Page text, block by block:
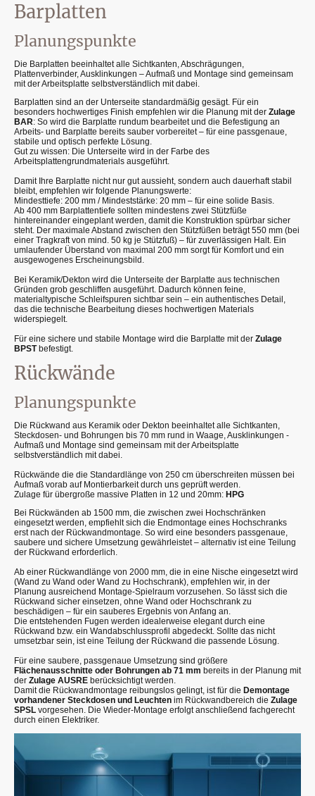
Barplatten
Planungspunkte
Die Barplatten beeinhaltet alle Sichtkanten, Abschrägungen,
Plattenverbinder, Ausklinkungen – Aufmaß und Montage sind gemeinsam
mit der Arbeitsplatte selbstverständlich mit dabei.
Barplatten sind an der Unterseite standardmäßig gesägt. Für ein
besonders hochwertiges Finish empfehlen wir die Planung mit der Zulage
BAR: So wird die Barplatte rundum bearbeitet und die Befestigung an
Arbeits- und Barplatte bereits sauber vorbereitet – für eine passgenaue,
stabile und optisch perfekte Lösung.
Gut zu wissen: Die Unterseite wird in der Farbe des
Arbeitsplattengrundmaterials ausgeführt.
Damit Ihre Barplatte nicht nur gut aussieht, sondern auch dauerhaft stabil
bleibt, empfehlen wir folgende Planungswerte:
Mindesttiefe: 200 mm / Mindeststärke: 20 mm – für eine solide Basis.
Ab 400 mm Barplattentiefe sollten mindestens zwei Stützfüße
hintereinander eingeplant werden, damit die Konstruktion spürbar sicher
steht. Der maximale Abstand zwischen den Stützfüßen beträgt 550 mm (bei
einer Tragkraft von mind. 50 kg je Stützfuß) – für zuverlässigen Halt. Ein
umlaufender Überstand von maximal 200 mm sorgt für Komfort und ein
ausgewogenes Erscheinungsbild.
Bei Keramik/Dekton wird die Unterseite der Barplatte aus technischen
Gründen grob geschliffen ausgeführt. Dadurch können feine,
materialtypische Schleifspuren sichtbar sein – ein authentisches Detail,
das die technische Bearbeitung dieses hochwertigen Materials
widerspiegelt.
Für eine sichere und stabile Montage wird die Barplatte mit der Zulage
BPSTbefestigt.
Rückwände
Planungspunkte
Die Rückwand aus Keramik oder Dekton beeinhaltet alle Sichtkanten,
Steckdosen- und Bohrungen bis 70 mm rund in Waage, Ausklinkungen -
Aufmaß und Montage sind gemeinsam mit der Arbeitsplatte
selbstverständlich mit dabei.
Rückwände die die Standardlänge von 250 cm überschreiten müssen bei
Aufmaß vorab auf Montierbarkeit durch uns geprüft werden.
Zulage für übergroße massive Platten in 12 und 20mm: HPG
Bei Rückwänden ab 1500 mm, die zwischen zwei Hochschränken
eingesetzt werden, empfiehlt sich die Endmontage eines Hochschranks
erst nach der Rückwandmontage. So wird eine besonders passgenaue,
saubere und sichere Umsetzung gewährleistet – alternativ ist eine Teilung
der Rückwand erforderlich.
Ab einer Rückwandlänge von 2000 mm, die in eine Nische eingesetzt wird
(Wand zu Wand oder Wand zu Hochschrank), empfehlen wir, in der
Planung ausreichend Montage-Spielraum vorzusehen. So lässt sich die
Rückwand sicher einsetzen, ohne Wand oder Hochschrank zu
beschädigen – für ein sauberes Ergebnis von Anfang an.
Die entstehenden Fugen werden idealerweise elegant durch eine
Rückwand bzw. ein Wandabschlussprofil abgedeckt. Sollte das nicht
umsetzbar sein, ist eine Teilung der Rückwand die passende Lösung.
Für eine saubere, passgenaue Umsetzung sind größere
Flächenausschnitte oder Bohrungen ab 71 mm bereits in der Planung mit
der Zulage AUSRE berücksichtigt werden.
Damit die Rückwandmontage reibungslos gelingt, ist für die Demontage
vorhandener Steckdosen und Leuchten im Rückwandbereich die Zulage
SPSL vorgesehen. Die Wieder-Montage erfolgt anschließend fachgerecht
durch einen Elektriker.